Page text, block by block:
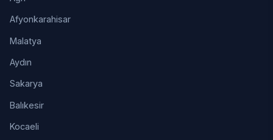
Afyonkarahisar
Malatya
Aydın
Sakarya
Balıkesir
Kocaeli